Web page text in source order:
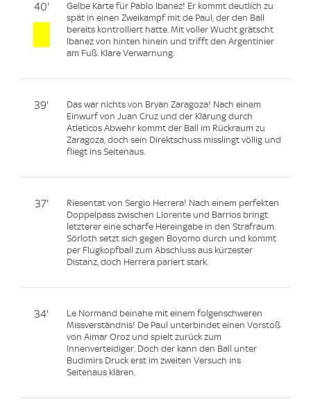
40'
Gelbe Karte für Pablo Ibanez! Er kommt deutlich zu
spät in einen Zweikampf mit de Paul, der den Ball
bereits kontrolliert hatte. Mit voller Wucht grätscht
Ibanez von hinten hinein und trifft den Argentinier
am Fuß. Klare Verwarnung.
39'
Das war nichts von Bryan Zaragoza! Nach einem
Einwurf von Juan Cruz und der Klärung durch
Atleticos Abwehr kommt der Ball im Rückraum zu
Zaragoza, doch sein Direktschuss misslingt völlig und
fliegt ins Seitenaus.
37'
Riesentat von Sergio Herrera! Nach einem perfekten
Doppelpass zwischen Llorente und Barrios bringt
letzterer eine scharfe Hereingabe in den Strafraum.
Sörloth setzt sich gegen Boyomo durch und kommt
per Flugkopfball zum Abschluss aus kürzester
Distanz, doch Herrera pariert stark.
34'
Le Normand beinahe mit einem folgenschweren
Missverständnis! De Paul unterbindet einen Vorstoß
von Aimar Oroz und spielt zurück zum
Innenverteidiger. Doch der kann den Ball unter
Budimirs Druck erst im zweiten Versuch ins
Seitenaus klären.